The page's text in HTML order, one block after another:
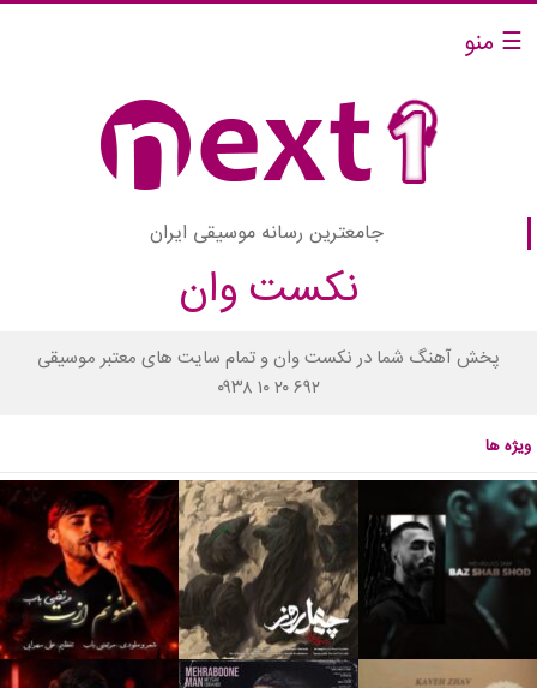
☰ منو
جامعترین رسانه موسیقی ایران
نکست وان
پخش آهنگ شما در نکست وان و تمام سایت های معتبر موسیقی
۰۹۳۸ ۱۰ ۲۰ ۶۹۲
ویژه ها